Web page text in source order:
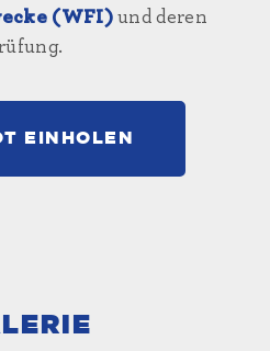
(WFI)und deren
EINHOLEN